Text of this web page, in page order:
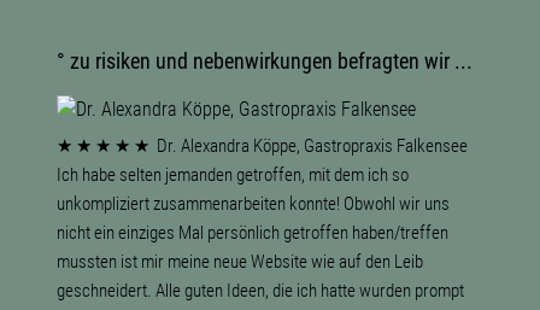
° zu risiken und nebenwirkungen befragten wir ...
★ ★ ★ ★ ★ Dr. Alexandra Köppe, Gastropraxis Falkensee
Ich habe selten jemanden getroffen, mit dem ich so
unkompliziert zusammenarbeiten konnte! Obwohl wir uns
nicht ein einziges Mal persönlich getroffen haben/treffen
mussten ist mir meine neue Website wie auf den Leib
geschneidert. Alle guten Ideen, die ich hatte wurden prompt